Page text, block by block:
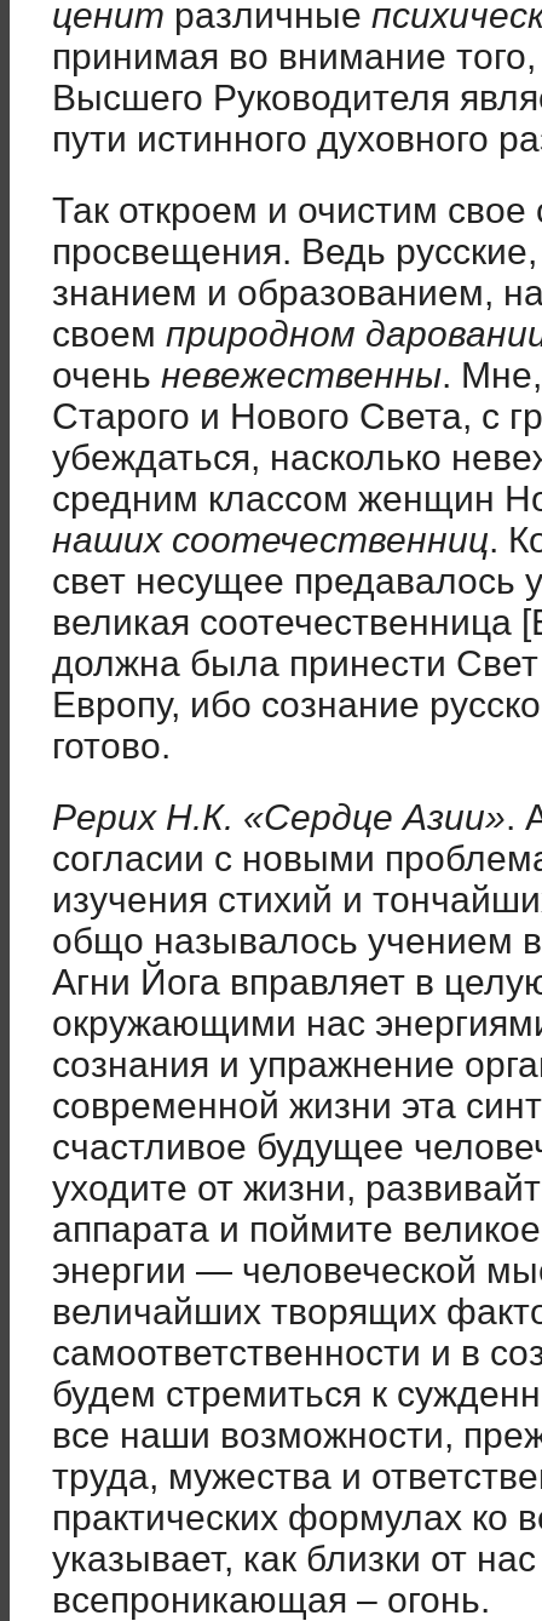
ценит различные
принимая во внимание
Высшего Руководителя
пути истинного духовного
Так откроем и очистим
просвещения. Ведь
знанием и образованием,
своем природном
очень невежественны.
Старого и Нового Света, с
убеждаться, насколько
средним классом женщин
наших соотечественниц.
свет несущее
великая соотечественница
должна была принести
Европу, ибо сознание
готово.
Рерих Н.К. «Сердце Азии».
согласии с новыми
изучения стихий и
общо называлось учением
Агни Йога вправляет в
окружающими нас
сознания и упражнение
современной жизни эта
счастливое будущее
уходите от жизни,
аппарата и поймите
энергии — человеческой
величайших творящих
самоответственности и в
будем стремиться к
все наши возможности,
труда, мужества и
практических формулах ко
указывает, как близки от
всепроникающая – огонь.